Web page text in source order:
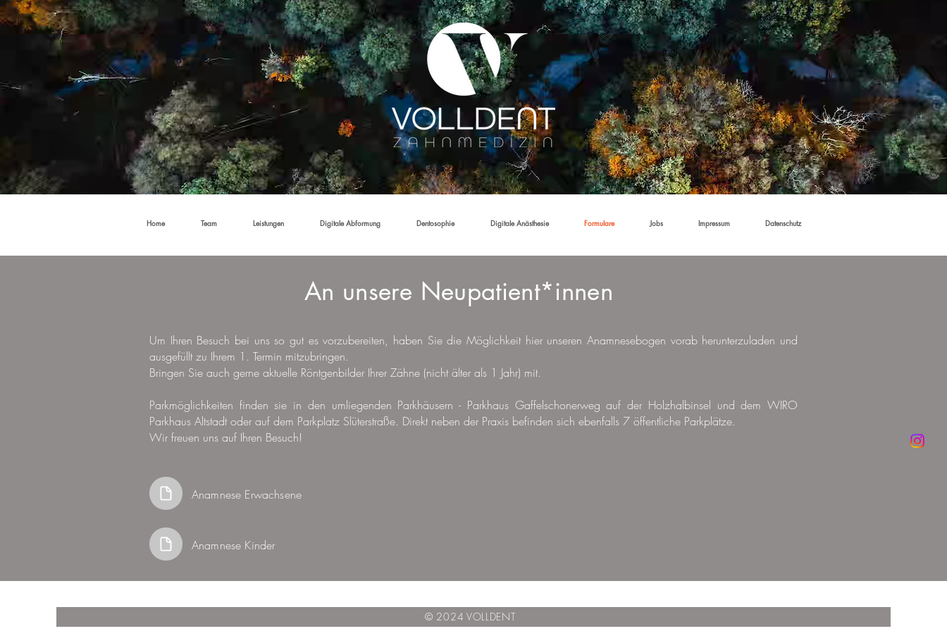
Home Team Leistungen Digitale Abformung Dentosophie Digitale Anästhesie Formulare Jobs Impressum Datenschutz
An unsere Neupatient*innen
Um Ihren Besuch bei uns so gut es vorzubereiten, haben Sie die Möglichkeit hier unseren Anamnesebogen vorab herunterzuladen und
ausgefüllt zu Ihrem 1. Termin mitzubringen.
Bringen Sie auch gerne aktuelle Röntgenbilder Ihrer Zähne (nicht älter als 1 Jahr) mit.
Parkmöglichkeiten finden sie in den umliegenden Parkhäusern - Parkhaus Gaffelschonerweg auf der Holzhalbinsel und dem WIRO
Parkhaus Altstadt oder auf dem Parkplatz Slüterstraße. Direkt neben der Praxis befinden sich ebenfalls 7 öffentliche Parkplätze.
Wir freuen uns auf Ihren Besuch!
Anamnese Erwachsene
Anamnese Kinder
© 2024 VOLLDENT